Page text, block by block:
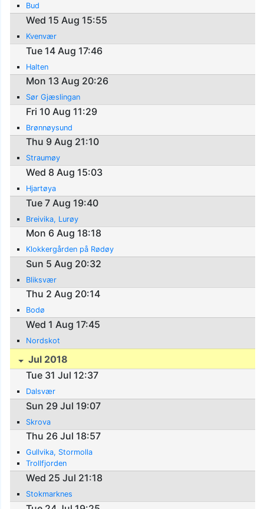
Bud
Wed 15 Aug 15:55
Kvenvær
Tue 14 Aug 17:46
Halten
Mon 13 Aug 20:26
Sør Gjæslingan
Fri 10 Aug 11:29
Brønnøysund
Thu 9 Aug 21:10
Straumøy
Wed 8 Aug 15:03
Hjartøya
Tue 7 Aug 19:40
Breivika, Lurøy
Mon 6 Aug 18:18
Klokkergården på Rødøy
Sun 5 Aug 20:32
Bliksvær
Thu 2 Aug 20:14
Bodø
Wed 1 Aug 17:45
Nordskot
Jul 2018
Tue 31 Jul 12:37
Dalsvær
Sun 29 Jul 19:07
Skrova
Thu 26 Jul 18:57
Gullvika, Stormolla
Trollfjorden
Wed 25 Jul 21:18
Stokmarknes